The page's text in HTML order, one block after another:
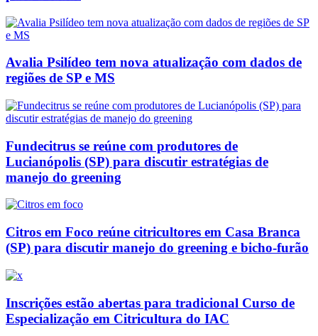
Avalia Psilídeo tem nova atualização com dados de
regiões de SP e MS
Fundecitrus se reúne com produtores de
Lucianópolis (SP) para discutir estratégias de
manejo do greening
Citros em Foco reúne citricultores em Casa Branca
(SP) para discutir manejo do greening e bicho-furão
Inscrições estão abertas para tradicional Curso de
Especialização em Citricultura do IAC